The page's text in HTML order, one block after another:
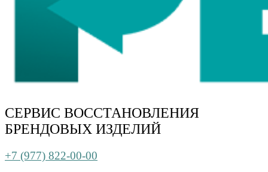
СЕРВИС ВОССТАНОВЛЕНИЯ
БРЕНДОВЫХ ИЗДЕЛИЙ
+7 (977) 822-00-00